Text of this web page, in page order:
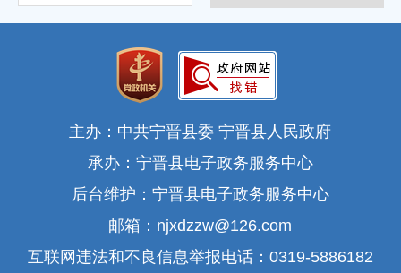
主办：中共宁晋县委 宁晋县人民政府
承办：宁晋县电子政务服务中心
后台维护：宁晋县电子政务服务中心
邮箱：njxdzzw@126.com
互联网违法和不良信息举报电话：0319-5886182